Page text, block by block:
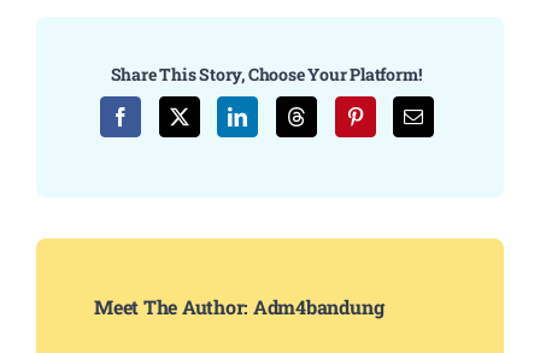
Share This Story, Choose Your Platform!
Meet The Author: Adm4bandung